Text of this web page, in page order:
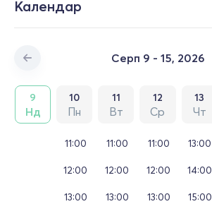
Календар
Серп 9 - 15, 2026
9
Нд
10
Пн
11
Вт
12
Ср
13
Чт
11:00
12:00
13:00
11:00
12:00
13:00
11:00
12:00
13:00
13:00
14:00
15:00